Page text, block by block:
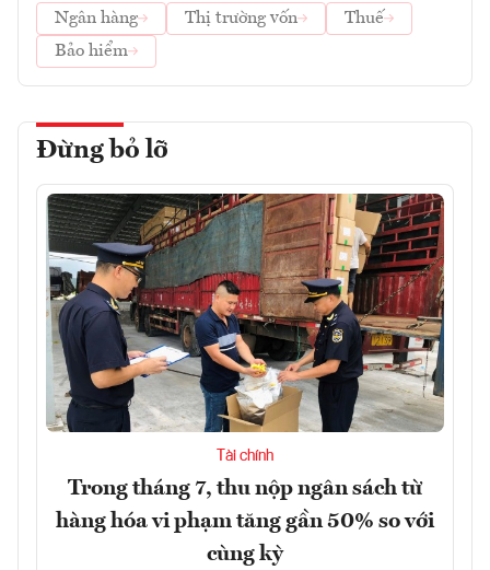
Ngân hàng
Thị trường vốn
Thuế
Bảo hiểm
Đừng bỏ lỡ
Tài chính
Trong tháng 7, thu nộp ngân sách từ
hàng hóa vi phạm tăng gần 50% so với
cùng kỳ